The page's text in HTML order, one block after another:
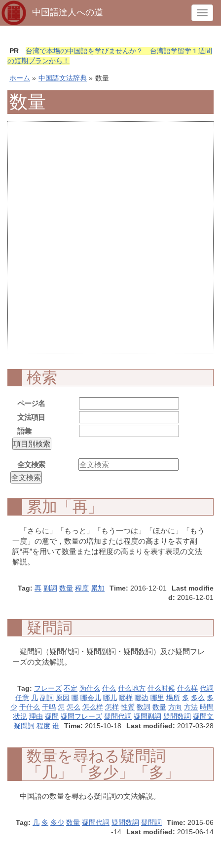
T
o
g
i
中国語達人への道
PR
台湾で本場の中国語を学びませんか？ 台湾語学留学１週間
の短期プランから！
ホーム » 中国語文法辞典 » 数量
数量
検索
ページ名
文法項目
語彙
全文検索
累加「再」
「さらに」「もっと」「もう一つは」「ほかに」「もう
一度」の意で，数量の増加または程度の高まりを表す副
詞“再”を用いて数量または程度の高まりを表す表現の文法
解説。
Tag: 再 副詞 数量 程度 累加 Time: 2016-12-01
Last modifie
d: 2016-12-01
疑問詞
疑問詞（疑問代詞・疑問副詞・疑問数詞）及び疑問フレ
ーズの文法解説。
Tag: フレーズ 不定 为什么 什么 什么地方 什么时候 什么样 代詞
任意 几 副詞 原因 哪 哪会儿 哪儿 哪样 哪边 哪里 場所 多 多么 多
少 干什么 干吗 怎 怎么 怎么样 怎样 性質 数詞 数量 方向 方法 時間
状況 理由 疑問 疑問フレーズ 疑問代詞 疑問副詞 疑問数詞 疑問文
疑問詞 程度 谁 Time: 2015-10-18 Last modified: 2017-03-28
数量を尋ねる疑問詞
「几」「多少」「多」
中国語の数量を尋ねる疑問詞の文法解説。
Tag: 几 多 多少 数量 疑問代詞 疑問数詞 疑問詞 Time: 2015-06
-14
Last modified: 2015-06-14